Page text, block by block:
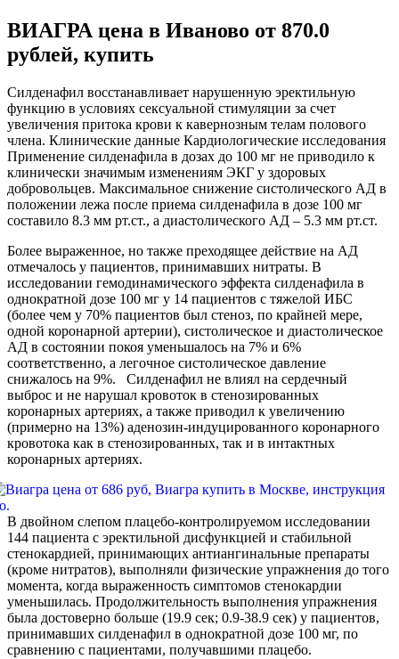
ВИАГРА цена в Иваново от 870.0
рублей, купить
Силденафил восстанавливает нарушенную эректильную
функцию в условиях сексуальной стимуляции за счет
увеличения притока крови к кавернозным телам полового
члена. Клинические данные Кардиологические исследования
Применение силденафила в дозах до 100 мг не приводило к
клинически значимым изменениям ЭКГ у здоровых
добровольцев. Максимальное снижение систолического АД в
положении лежа после приема силденафила в дозе 100 мг
составило 8.3 мм рт.ст., а диастолического АД – 5.3 мм рт.ст.
Более выраженное, но также преходящее действие на АД
отмечалось у пациентов, принимавших нитраты. В
исследовании гемодинамического эффекта силденафила в
однократной дозе 100 мг у 14 пациентов с тяжелой ИБС
(более чем у 70% пациентов был стеноз, по крайней мере,
одной коронарной артерии), систолическое и диастолическое
АД в состоянии покоя уменьшалось на 7% и 6%
соответственно, а легочное систолическое давление
снижалось на 9%. Силденафил не влиял на сердечный
выброс и не нарушал кровоток в стенозированных
коронарных артериях, а также приводил к увеличению
(примерно на 13%) аденозин-индуцированного коронарного
кровотока как в стенозированных, так и в интактных
коронарных артериях.
В двойном слепом плацебо-контролируемом исследовании
144 пациента с эректильной дисфункцией и стабильной
стенокардией, принимающих антиангинальные препараты
(кроме нитратов), выполняли физические упражнения до того
момента, когда выраженность симптомов стенокардии
уменьшилась. Продолжительность выполнения упражнения
была достоверно больше (19.9 сек; 0.9-38.9 сек) у пациентов,
принимавших силденафил в однократной дозе 100 мг, по
сравнению с пациентами, получавшими плацебо.